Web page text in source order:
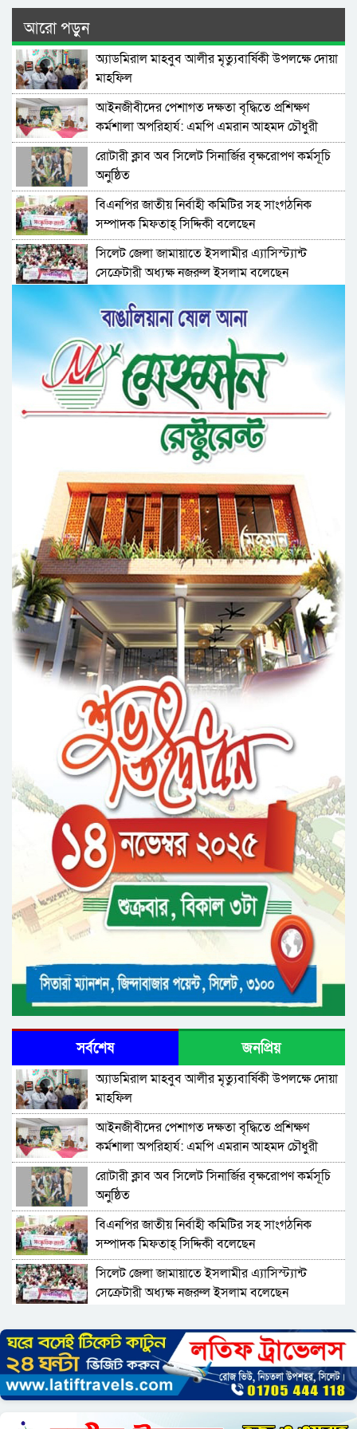
আরো পড়ুন
অ্যাডমিরাল মাহবুব আলীর মৃত্যুবার্ষিকী উপলক্ষে দোয়া
মাহফিল
‎আইনজীবীদের পেশাগত দক্ষতা বৃদ্ধিতে প্রশিক্ষণ
কর্মশালা অপরিহার্য: এমপি এমরান আহমদ চৌধুরী
রোটারী ক্লাব অব সিলেট সিনার্জির বৃক্ষরোপণ কর্মসূচি
অনুষ্ঠিত
বিএনপির জাতীয় নির্বাহী কমিটির সহ সাংগঠনিক
সম্পাদক মিফতাহ্ সিদ্দিকী বলেছেন
সিলেট জেলা জামায়াতে ইসলামীর এ্যাসিস্ট্যান্ট
সেক্রেটারী অধ্যক্ষ নজরুল ইসলাম বলেছেন
সিলেটে গ্যাস সংকট নিয়ে যা বলল জালালাবাদ
প্রতিষ্ঠার এক বছর: গবেষণা, অর্জন ও অঙ্গীকারে নতুন
দিগন্তে মেট্রোপলিটন ইউনিভার্সিটি রিসার্চ সোসাইটি
জেলা পরিষদের প্রশাসক আবুল কাহের চৌধুরী জুলাই
স্মৃতিস্তম্ভে শ্রদ্ধা নিবেদন
সিলেট মহানগর ছাত্রশিবিরের মিছিল সম্পন্ন
ধরিত্রী রক্ষায় আমরা’র উদ্যোগে সিলেটে বৃক্ষ রোপনের
কর্মসূচি পালন
সিলেটে সড়ক দু*র্ঘ*ট*নায় প্রাণ গেল যুবকের
নর্থ ইস্ট ইউনিভার্সিটিতে রচনা ও আবৃত্তি
প্রতিযোগিতার পুরষ্কার বিতরণী অনুষ্ঠিত
সিকৃবি’তে জুলাই গণ-অভ্যুত্থান দিবস উপলক্ষে
বৃক্ষরোপণ কর্মসুচি পালন
রসময় মেমোরিয়াল উচ্চ বিদ্যালয়ের নতুন ভবনের
উদ্বোধন করলেন মন্ত্রী মুক্তাদির
মেট্রোপলিটন ইউনিভার্সিটিতে “পারস্য কবিতা ও বাংলা
কবিতা: যোগাযোগ ও সম্ভাবনা” শীর্ষক সেমিনার
সর্বশেষ জনপ্রিয়
অ্যাডমিরাল মাহবুব আলীর মৃত্যুবার্ষিকী উপলক্ষে দোয়া
মাহফিল
‎আইনজীবীদের পেশাগত দক্ষতা বৃদ্ধিতে প্রশিক্ষণ
কর্মশালা অপরিহার্য: এমপি এমরান আহমদ চৌধুরী
রোটারী ক্লাব অব সিলেট সিনার্জির বৃক্ষরোপণ কর্মসূচি
অনুষ্ঠিত
বিএনপির জাতীয় নির্বাহী কমিটির সহ সাংগঠনিক
সম্পাদক মিফতাহ্ সিদ্দিকী বলেছেন
সিলেট জেলা জামায়াতে ইসলামীর এ্যাসিস্ট্যান্ট
সেক্রেটারী অধ্যক্ষ নজরুল ইসলাম বলেছেন
প্রতিষ্ঠার এক বছর: গবেষণা, অর্জন ও অঙ্গীকারে নতুন
দিগন্তে মেট্রোপলিটন ইউনিভার্সিটি রিসার্চ সোসাইটি
জেলা পরিষদের প্রশাসক আবুল কাহের চৌধুরী জুলাই